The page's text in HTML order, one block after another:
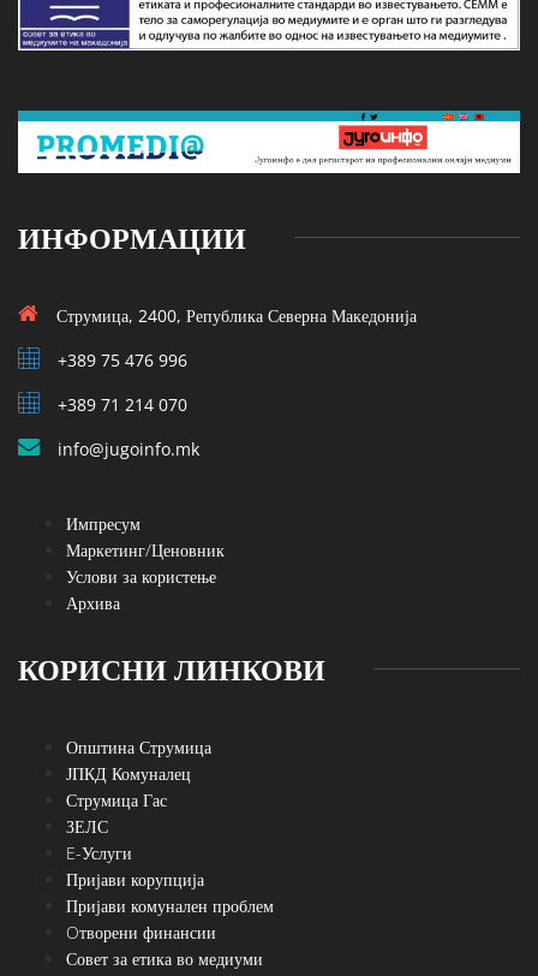
ИНФОРМАЦИИ
Струмица, 2400, Република Северна Македонија
+389 75 476 996
+389 71 214 070
info@jugoinfo.mk
Импресум
Маркетинг/Ценовник
Услови за користење
Архива
КОРИСНИ ЛИНКОВИ
Општина Струмица
ЈПКД Комуналец
Струмица Гас
ЗЕЛС
E-Услуги
Пријави корупција
Пријави комунален проблем
Oтворени финансии
Совет за етика во медиуми